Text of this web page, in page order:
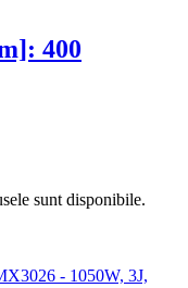
400
sunt disponibile.